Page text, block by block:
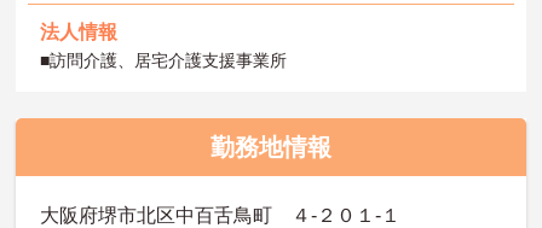
法人情報
■訪問介護、居宅介護支援事業所
勤務地情報
大阪府堺市北区中百舌鳥町 ４-２０１-１